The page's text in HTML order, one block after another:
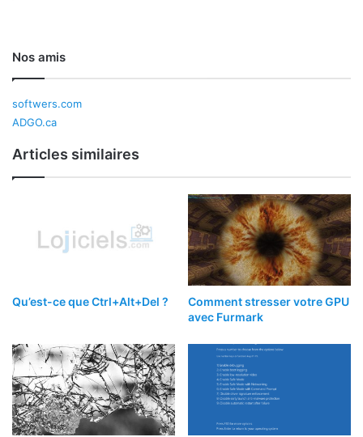
Nos amis
softwers.com
ADGO.ca
Articles similaires
Qu’est-ce que Ctrl+Alt+Del ?
Comment stresser votre GPU
avec Furmark